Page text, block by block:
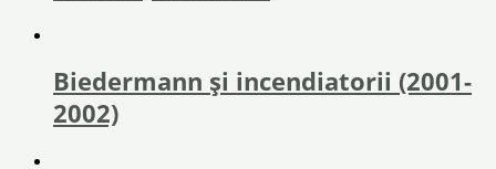
Biedermann și incendiatorii (2001-
2002)